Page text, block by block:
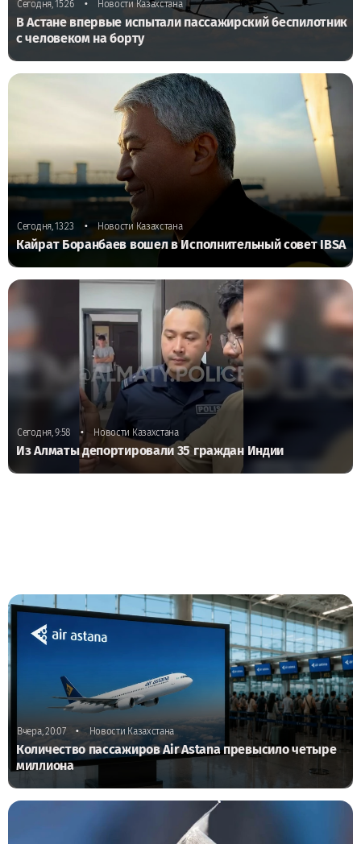
Сегодня, 15:26 • Новости Казахстана
В Астане впервые испытали пассажирский беспилотник
с человеком на борту
Сегодня, 13:23 • Новости Казахстана
Кайрат Боранбаев вошел в Исполнительный совет IBSA
Сегодня, 9:58 • Новости Казахстана
Из Алматы депортировали 35 граждан Индии
Вчера, 20:07 • Новости Казахстана
Количество пассажиров Air Astana превысило четыре
миллиона